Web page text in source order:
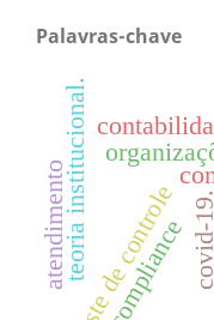
Palavras-chave
covid-19.
teoria institucional.
teste de controle
compliance
atendimento